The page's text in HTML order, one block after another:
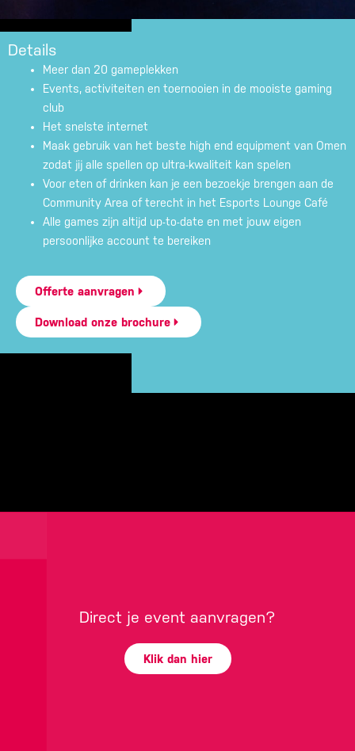
Details
Meer dan 20 gameplekken
Events, activiteiten en toernooien in de mooiste gaming
club
Het snelste internet
Maak gebruik van het beste high end equipment van Omen
zodat jij alle spellen op ultra-kwaliteit kan spelen
Voor eten of drinken kan je een bezoekje brengen aan de
Community Area of terecht in het Esports Lounge Café
Alle games zijn altijd up-to-date en met jouw eigen
persoonlijke account te bereiken
Offerte aanvragen
Download onze brochure
Direct je event aanvragen?
Klik dan hier